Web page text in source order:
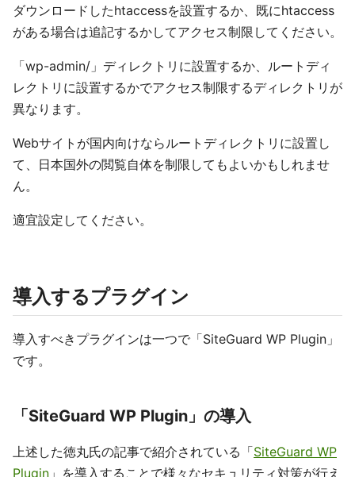
ダウンロードしたhtaccessを設置するか、既にhtaccess
がある場合は追記するかしてアクセス制限してください。
「wp-admin/」ディレクトリに設置するか、ルートディ
レクトリに設置するかでアクセス制限するディレクトリが
異なります。
Webサイトが国内向けならルートディレクトリに設置し
て、日本国外の閲覧自体を制限してもよいかもしれませ
ん。
適宜設定してください。
導入するプラグイン
導入すべきプラグインは一つで「SiteGuard WP Plugin」
です。
「SiteGuard WP Plugin」の導入
上述した徳丸氏の記事で紹介されている「SiteGuard WP
Plugin 」を導入することで様々なセキュリティ対策が行え